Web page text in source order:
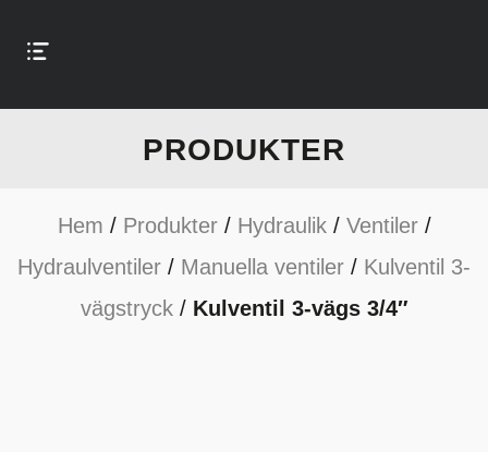
PRODUKTER
Hem / Produkter/ Hydraulik/ Ventiler/
Hydraulventiler / Manuella ventiler / Kulventil 3-
vägstryck/ Kulventil 3-vägs 3/4″